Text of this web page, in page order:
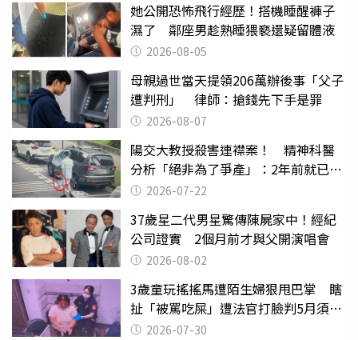
她公開恐怖飛行經歷！搭機睡醒褲子
濕了 鄰座男趁熟睡猥褻還疑留體液
2026-08-05
母親過世當天提領206萬辦後事「父子
遭判刑」 律師：搶錢先下手是罪
2026-08-07
陽交大教授殺害連襟案！ 精神科醫
分析「絕非為了爭產」：2年前就已言
行詭異
2026-07-22
37歲星二代男星驚傳陳屍家中！經紀
公司證實 2個月前才與父開演唱會
2026-08-02
3歲童玩搖搖馬遭陌生婦狠甩巴掌 瞎
扯「被罵吃屎」遭法官打臉判5月須入
監 2026-07-30